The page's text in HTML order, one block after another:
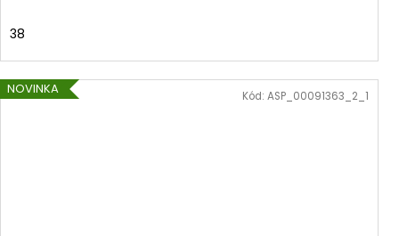
38
NOVINKA Kód: ASP_00091363_2_1